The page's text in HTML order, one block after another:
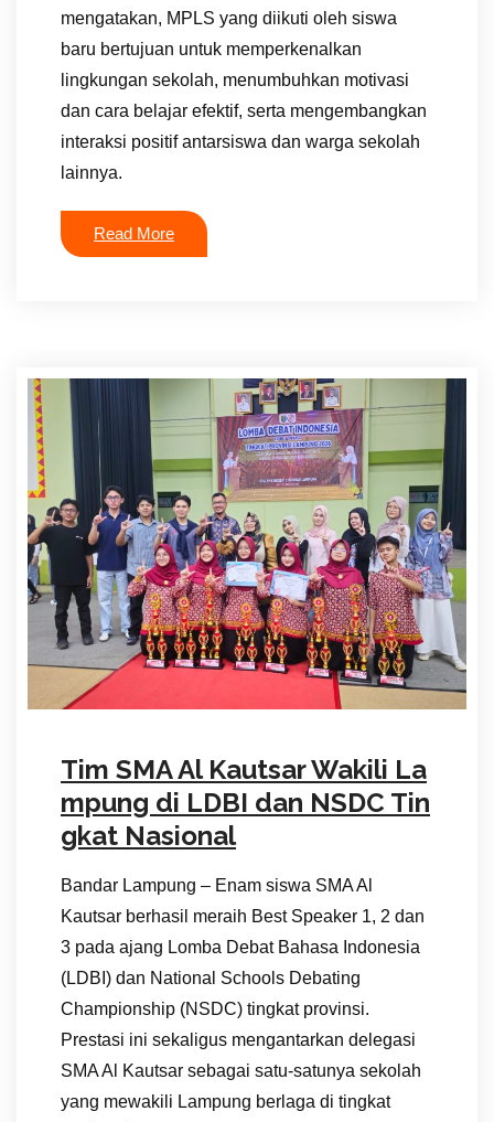
mengatakan, MPLS yang diikuti oleh siswa
baru bertujuan untuk memperkenalkan
lingkungan sekolah, menumbuhkan motivasi
dan cara belajar efektif, serta mengembangkan
interaksi positif antarsiswa dan warga sekolah
lainnya.
Read More
Tim SMA Al Kautsar Wakili La
mpung di LDBI dan NSDC Tin
gkat Nasional
Bandar Lampung – Enam siswa SMA Al
Kautsar berhasil meraih Best Speaker 1, 2 dan
3 pada ajang Lomba Debat Bahasa Indonesia
(LDBI) dan National Schools Debating
Championship (NSDC) tingkat provinsi.
Prestasi ini sekaligus mengantarkan delegasi
SMA Al Kautsar sebagai satu-satunya sekolah
yang mewakili Lampung berlaga di tingkat